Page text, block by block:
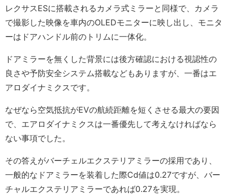
レクサスESに搭載されるカメラ式ミラーと同様で、カメラ
で撮影した映像を車内のOLEDモニターに映し出し、モニタ
ーはドアハンドル前のトリムに一体化。
ドアミラーを無くした背景には後方確認における視認性の
良さや予防安全システム搭載などもありますが、一番はエ
アロダイナミクスです。
なぜなら空気抵抗がEVの航続距離を短くさせる最大の要因
で、エアロダイナミクスは一番優先して考えなければなら
ない事項でした。
その答えがバーチェルエクステリアミラーの採用であり、
一般的なドアミラーを装着した際Cd値は0.27ですが、バー
チャルエクステリアミラーであれば0.27を実現。